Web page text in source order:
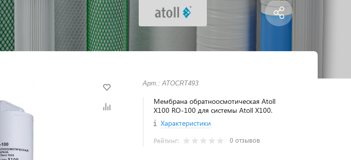
Арт.: ATOCRT493
Мембрана обратноосмотическая Atoll
X100 RO-100 для системы Atoll X100.
Характеристики
Рейтинг: 0 отзывов